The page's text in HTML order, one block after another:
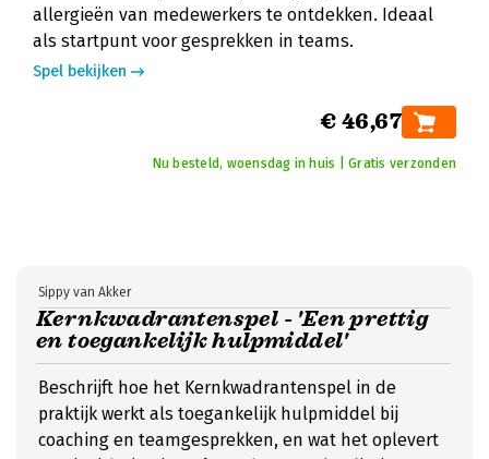
allergieën van medewerkers te ontdekken. Ideaal
als startpunt voor gesprekken in teams.
Spel bekijken
€ 46,67
Nu besteld, woensdag in huis | Gratis verzonden
Kernkwadrantenspel - 'Een prettig
en toegankelijk hulpmiddel'
Sippy van Akker
Beschrijft hoe het Kernkwadrantenspel in de
praktijk werkt als toegankelijk hulpmiddel bij
coaching en teamgesprekken, en wat het oplevert